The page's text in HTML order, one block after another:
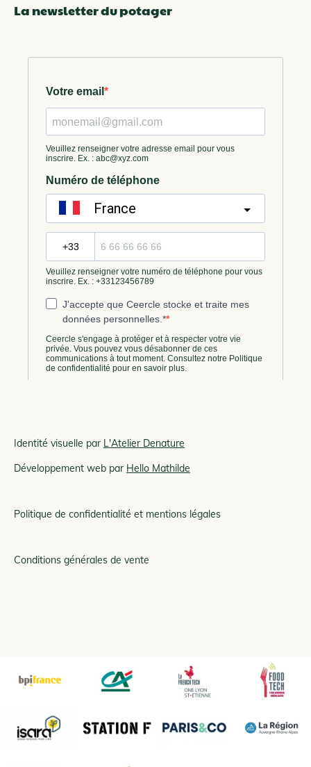
La newsletter du potager
Identité visuelle par L'Atelier Denature
Développement web par Hello Mathilde
Politique de confidentialité et mentions légales
Conditions générales de vente